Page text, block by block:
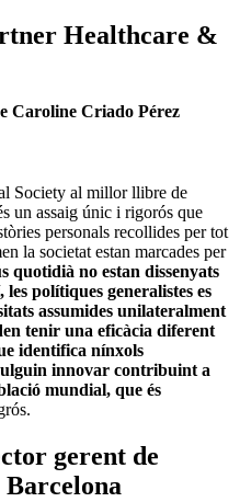
Healthcare &
Caroline Criado Pérez
Society al millor llibre de
un assaig únic i rigorós que
personals recollides per tot
la societat estan marcades per
quotidià no estan dissenyats
polítiques generalistes es
assumides unilateralment
tenir una eficàcia diferent
identifica nínxols
innovar contribuint a
mundial, que és
gerent de